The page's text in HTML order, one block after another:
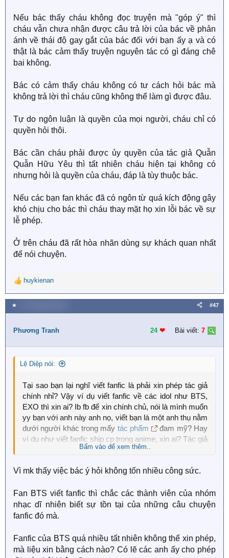
Nếu bác thấy cháu không đọc truyện mà "góp ý" thì
cháu vẫn chưa nhận được câu trả lời của bác về phản
ánh về thái độ gay gắt của bác đối với bạn ấy ạ và có
thật là bác cảm thấy truyện nguyên tác có gì đáng chê
bai không.
Bác có cảm thấy cháu không có tư cách hỏi bác mà
không trả lời thì cháu cũng không thể làm gì được đâu.
Tự do ngôn luận là quyền của mọi người, cháu chỉ có
quyền hỏi thôi.
Bác cần cháu phải được ủy quyền của tác giả Quẫn
Quẫn Hữu Yêu thì tất nhiên cháu hiện tại không có
nhưng hỏi là quyền của cháu, đáp là tùy thuộc bác.
Nếu các bạn fan khác đã có ngôn từ quá kích động gây
khó chịu cho bác thì cháu thay mặt họ xin lỗi bác về sự
lễ phép.
Ở trên cháu đã rất hòa nhãn dùng sự khách quan nhất
để nói chuyện.
R
e
a
c
i
n
s
huykienan
★ #47
Phương Tranh 24 ❤︎ Bài viết: 7
Lệ Diệp nói:
Tại sao bạn lại nghĩ viết fanfic là phải xin phép tác giả
chính nhỉ? Vậy ví dụ viết fanfic về các idol như BTS,
EXO thì xin ai? Ib fb để xin chính chủ, nói là mình muốn
yy bạn với anh này anh nọ, viết bạn là một anh thụ nằm
dưới người khác trong mấy tác phẩm
đam mỹ? Hay
ví dụ như viết fanfic ship cp trong anime, xin ai? Tác giả
vẽ, nhà sản xuất hay người nào?
Bấm vào để xem thêm..
Vì mk thấy việc bác ý hỏi không tốn nhiều công sức.
Fan BTS viết fanfic thì chắc các thành viên của nhóm
nhạc dĩ nhiên biết sự tồn tại của những câu chuyện
fanfic đó mà.
Fanfic của BTS quá nhiều tất nhiên không thể xin phép,
mà liệu xin bằng cách nào? Có lẽ các anh ấy cho phép